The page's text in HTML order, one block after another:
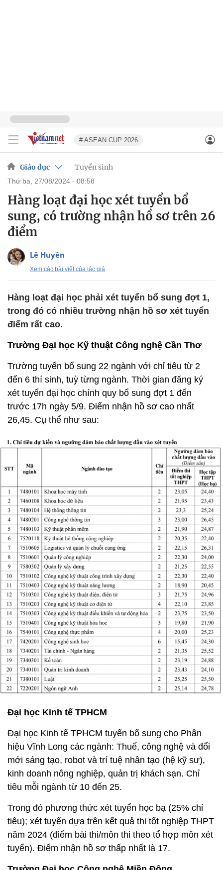
# ASEAN CUP 2026
Giáo dục Tuyển sinh
thứ ba, 27/08/2024 - 08:58
Hàng loạt đại học xét tuyển bổ
sung, có trường nhận hồ sơ trên 26
điểm
Lê Huyền
Xem các bài viết của tác giả
Hàng loạt đại học phải xét tuyển bổ sung đợt 1,
trong đó có nhiều trường nhận hồ sơ xét tuyển
điểm rất cao.
Trường Đại học Kỹ thuật Công nghệ Cần Thơ
Trường tuyển bổ sung 22 ngành với chỉ tiêu từ 2
đến 6 thí sinh, tuỳ từng ngành. Thời gian đăng ký
xét tuyển đại học chính quy bổ sung đợt 1 đến
trước 17h ngày 5/9. Điểm nhận hồ sơ cao nhất
26,45. Cụ thể như sau:
Đại học Kinh tế TPHCM
Đại học Kinh tế TPHCM tuyển bổ sung cho Phân
hiệu Vĩnh Long các ngành: Thuế, công nghệ và đổi
mới sáng tạo, robot và trí tuệ nhân tạo (hệ kỹ sư),
kinh doanh nông nghiệp, quản trị khách sạn. Chỉ
tiêu mỗi ngành từ 10 đến 25.
Trong đó phương thức xét tuyển học bạ (25% chỉ
tiêu); xét tuyển dựa trên kết quả thi tốt nghiệp THPT
năm 2024 (điểm bài thi/môn thi theo tổ hợp môn xét
tuyển). Điểm nhận hồ sơ thấp nhất là 17.